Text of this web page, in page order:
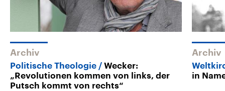
Archiv
Politische Theologie
Wecker:
„Revolutionen kommen von links, der
Putsch kommt von rechts“
Archiv
in